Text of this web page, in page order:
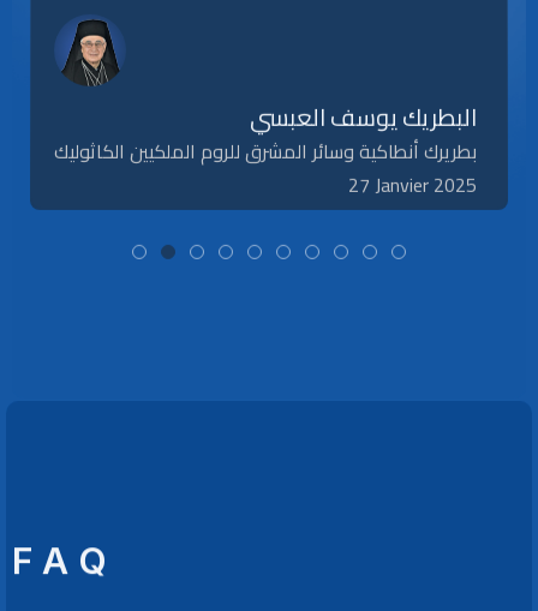
البطريك يوسف العبسي
بطريرك أنطاكية وسائر المشرق للروم الملكيين الكاثوليك
27 Janvier 2025
F A Q